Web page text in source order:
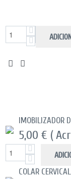
IMOBILIZADOR
5,00 € (
COLAR